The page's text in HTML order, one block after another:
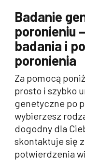
Badanie
poronieniu
badania i
poronienia
Za pomocą
prosto i szybko
genetyczne po
wybierzesz
dogodny dla
skontaktuje się
potwierdzenia